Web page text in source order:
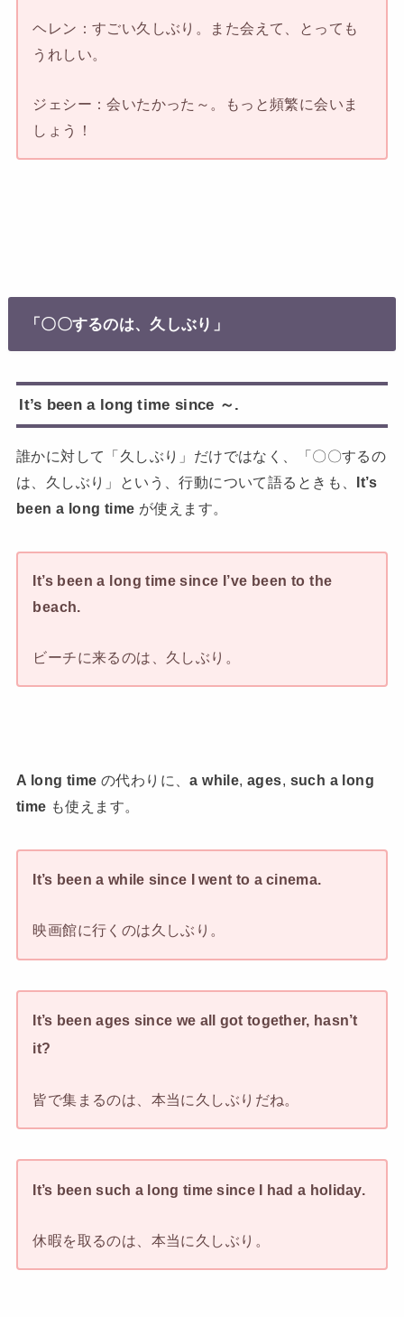
ヘレン：すごい久しぶり。また会えて、とっても
うれしい。
ジェシー：会いたかった～。もっと頻繁に会いま
しょう！
「〇〇するのは、久しぶり」
It’s been a long time since ～.
誰かに対して「久しぶり」だけではなく、「〇〇するの
は、久しぶり」という、行動について語るときも、 It’s
been a long time が使えます。
It’s been a long time since I’ve been to the
beach.
ビーチに来るのは、久しぶり。
A long time の代わりに、a while,ages, such a long
time も使えます。
It’s been a while since I went to a cinema.
映画館に行くのは久しぶり。
It’s been ages since we all got together, hasn’t
it?
皆で集まるのは、本当に久しぶりだね。
It’s been such a long time since I had a holiday.
休暇を取るのは、本当に久しぶり。